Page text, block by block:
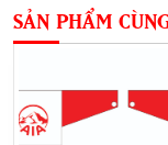
SẢN PHẨM